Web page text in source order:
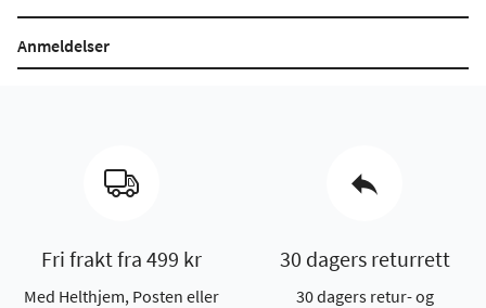
Anmeldelser
Fri frakt fra 499 kr
Med Helthjem, Posten eller
30 dagers returrett
30 dagers retur- og